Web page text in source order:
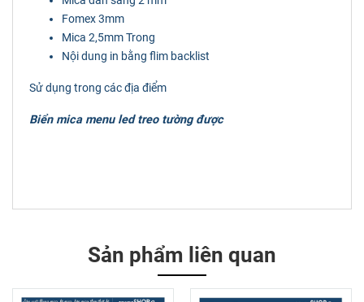
Fomex 3mm
Mica 2,5mm Trong
Nội dung in bằng flim backlist
Sử dụng trong các địa điểm
Biển mica menu led treo tường được
Sản phẩm liên quan